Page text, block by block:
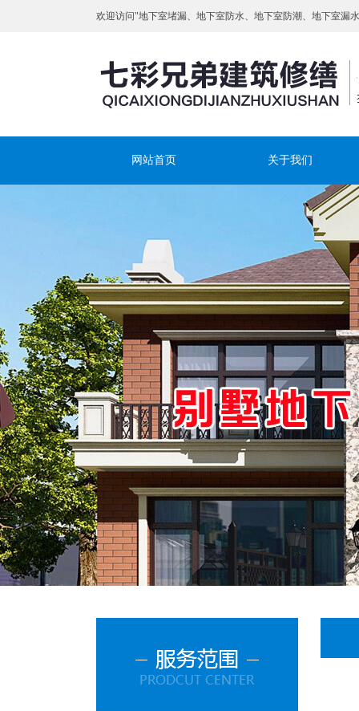
欢迎访问"地下室堵漏、地下室防水、地下室防潮、地下室漏
网站首页 关于我们